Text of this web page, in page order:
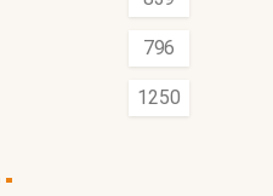
796
1250